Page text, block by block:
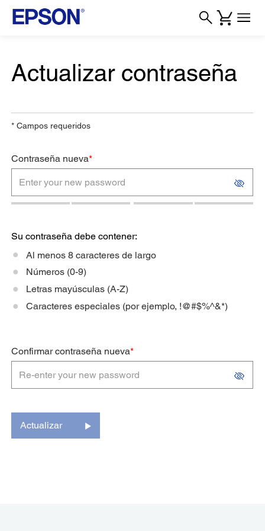
Actualizar contraseña
*Campos requeridos
Contraseña nueva*
Su contraseña debe contener:
Al menos 8 caracteres de largo
Números (0-9)
Letras mayúsculas (A-Z)
Caracteres especiales (por ejemplo, !@#$%^&*)
Confirmar contraseña nueva*
Actualizar